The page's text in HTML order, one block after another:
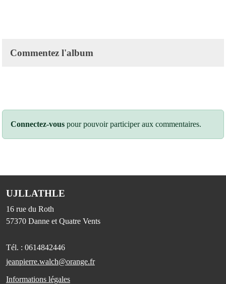
Commentez l'album
Connectez-vous pour pouvoir participer aux commentaires.
UJLLATHLE
16 rue du Roth
57370 Danne et Quatre Vents
Tél. : 0614842446
jeanpierre.walch@orange.fr
Informations légales